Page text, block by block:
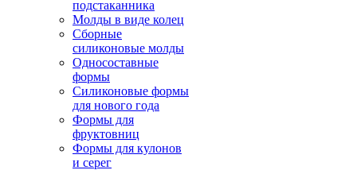
подстаканника
Молды в виде колец
Сборные
силиконовые молды
Односоставные
формы
Силиконовые формы
для нового года
Формы для
фруктовниц
Формы для кулонов
и серег